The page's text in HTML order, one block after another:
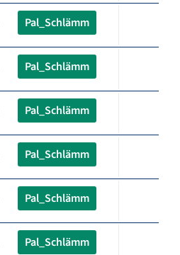
Pal_Schlämm
Pal_Schlämm
Pal_Schlämm
Pal_Schlämm
Pal_Schlämm
Pal_Schlämm